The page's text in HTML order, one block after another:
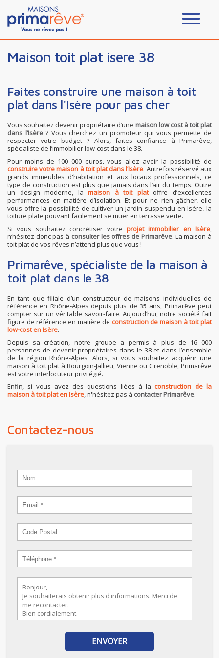
Maison toit plat isere 38
Faites construire une maison à toit
plat dans l'Isère pour pas cher
Vous souhaitez devenir propriétaire d’une maison low cost à toit plat
dans l’Isère? Vous cherchez un promoteur qui vous permette de
respecter votre budget ? Alors, faites confiance à Primarêve,
spécialiste de l’immobilier low-cost dans le 38.
Pour moins de 100 000 euros, vous allez avoir la possibilité de
construire votre maison à toit plat dans l’Isère. Autrefois réservé aux
grands immeubles d'habitation et aux locaux professionnels, ce
type de construction est plus que jamais dans l’air du temps. Outre
un design moderne, lamaison à toit platoffre d’excellentes
performances en matière d’isolation. Et pour ne rien gâcher, elle
vous offre la possibilité de cultiver un jardin suspendu en Isère, la
toiture plate pouvant facilement se muer en terrasse verte.
Si vous souhaitez concrétiser votre projet immobilier en Isère,
n’hésitez donc pas à consulter les offres de Primarêve. La maison à
toit plat de vos rêves n’attend plus que vous !
Primarêve, spécialiste de la maison à
toit plat dans le 38
En tant que filiale d’un constructeur de maisons individuelles de
référence en Rhône-Alpes depuis plus de 35 ans, Primarêve peut
compter sur un véritable savoir-faire. Aujourd’hui, notre société fait
figure de référence en matière de construction de maison à toit plat
low-cost en Isère.
Depuis sa création, notre groupe a permis à plus de 16 000
personnes de devenir propriétaires dans le 38 et dans l’ensemble
de la région Rhône-Alpes. Alors, si vous souhaitez acquérir une
maison à toit plat à Bourgoin-Jallieu, Vienne ou Grenoble, Primarêve
est votre interlocuteur privilégié.
Enfin, si vous avez des questions liées à laconstruction de la
maison à toit plat en Isère, n'hésitez pas à contacter Primarêve.
Contactez-nous